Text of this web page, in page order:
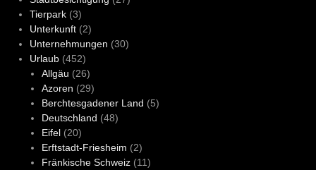
Tierpark(3)
Unterkunft(2)
Unternehmungen (30)
Urlaub(452)
Allgäu (26)
Azoren (29)
Berchtesgadener Land (5)
Deutschland (48)
Eifel(20)
Erftstadt-Friesheim (2)
Fränkische Schweiz(11)